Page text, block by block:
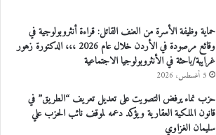
حماية وظيفة الأسرة من العنف القاتل: قراءة أنثروبولوجية في
وقائع مرصودة في الأردن خلال عام 2026 ،،، الدكتورة زهور
غرايبة/باحثة في الأنثروبولوجيا الاجتماعية
5 أغسطس، 2026
حزب نماء يرفض التصويت على تعديل تعريف “الطريق” في
قانون الملكية العقارية ويؤكد دعمه لموقف نائب الحزب علي
سليمان الغزاوي